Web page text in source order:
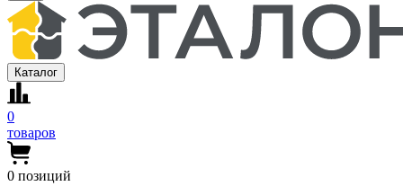
Каталог
0
товаров
0 позиций